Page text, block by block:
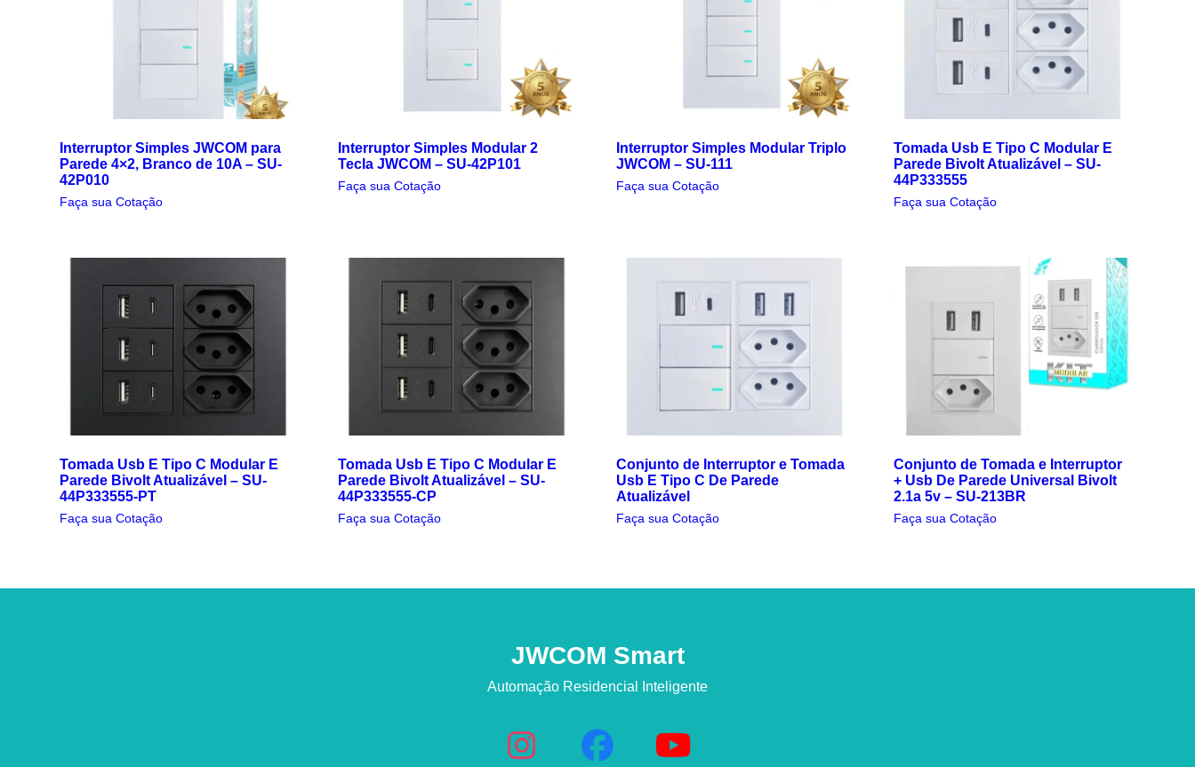
Interruptor Simples JWCOM para
Parede 4×2, Branco de 10A – SU-
42P010
Faça sua Cotação
Interruptor Simples Modular 2
Tecla JWCOM – SU-42P101
Faça sua Cotação
Interruptor Simples Modular Triplo
JWCOM – SU-111
Faça sua Cotação
Tomada Usb E Tipo C Modular E
Parede Bivolt Atualizável – SU-
44P333555
Faça sua Cotação
Tomada Usb E Tipo C Modular E
Parede Bivolt Atualizável – SU-
44P333555-PT
Faça sua Cotação
Tomada Usb E Tipo C Modular E
Parede Bivolt Atualizável – SU-
44P333555-CP
Faça sua Cotação
Conjunto de Interruptor e Tomada
Usb E Tipo C De Parede
Atualizável
Faça sua Cotação
Conjunto de Tomada e Interruptor
+ Usb De Parede Universal Bivolt
2.1a 5v – SU-213BR
Faça sua Cotação
JWCOM Smart
Automação Residencial Inteligente